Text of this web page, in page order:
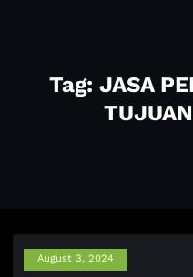
Tag: JASA
August 3, 2024